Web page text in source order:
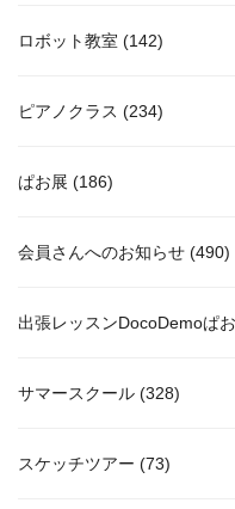
ロボット教室 (142)
ピアノクラス (234)
ぱお展 (186)
会員さんへのお知らせ (490)
出張レッスンDocoDemoぱお
サマースクール (328)
スケッチツアー (73)